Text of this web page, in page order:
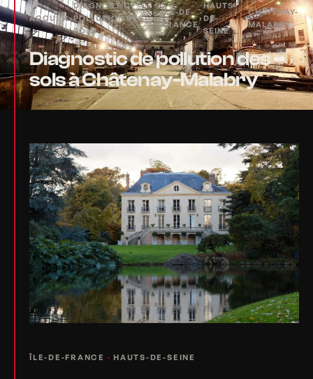
ACCUEIL›
DIAGNOSTIC
POLLUTION DES
SOLS
›
ÎLE-DE-
FRANCE
›
HAUTS-
DE-
SEINE
›
CHÂTENAY-
MALABRY
Diagnostic de pollution des
sols à Châtenay-Malabry
ÎLE-DE-FRANCE ·HAUTS-DE-SEINE